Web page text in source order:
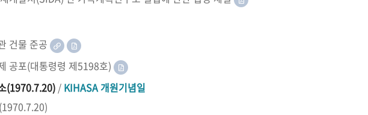
건물 준공
공포(대통령령 제5198호)
(1970.7.20) / KIHASA 개원기념일